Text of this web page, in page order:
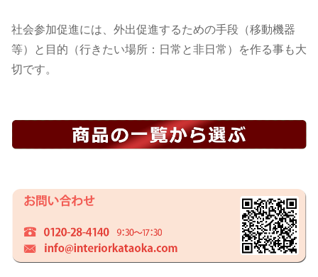
社会参加促進には、外出促進するための手段（移動機器
等）と目的（行きたい場所：日常と非日常）を作る事も大
切です。